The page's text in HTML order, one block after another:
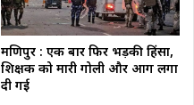
मणिपुर : एक बार फिर भड़की हिंसा,
शिक्षक को मारी गोली और आग लगा
दी गई